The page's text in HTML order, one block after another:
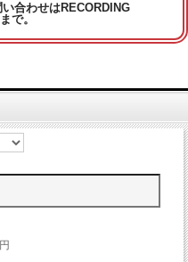
合わせはRECORDING
で。
円